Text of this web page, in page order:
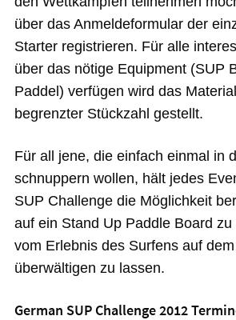
über das Anmeldeformular der
Starter registrieren. Für alle
über das nötige Equipment (SUP
Paddel) verfügen wird das
begrenzter Stückzahl gestellt.
Für all jene, die einfach einmal in
schnuppern wollen, hält jedes
SUP Challenge die Möglichkeit
auf ein Stand Up Paddle Board
vom Erlebnis des Surfens auf
überwältigen zu lassen.
German SUP Challenge 2012